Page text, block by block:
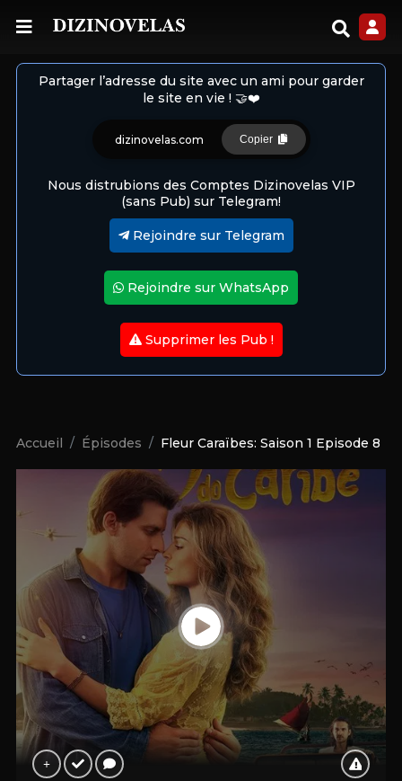
Partager l’adresse du site avec un ami pour garder
le site en vie ! 🤝❤️
dizinovelas.com Copier
Nous distrubions des Comptes Dizinovelas VIP
(sans Pub) sur Telegram!
Rejoindre sur Telegram
Rejoindre sur WhatsApp
Supprimer les Pub !
Accueil Épisodes Fleur Caraïbes: Saison 1 Episode 8